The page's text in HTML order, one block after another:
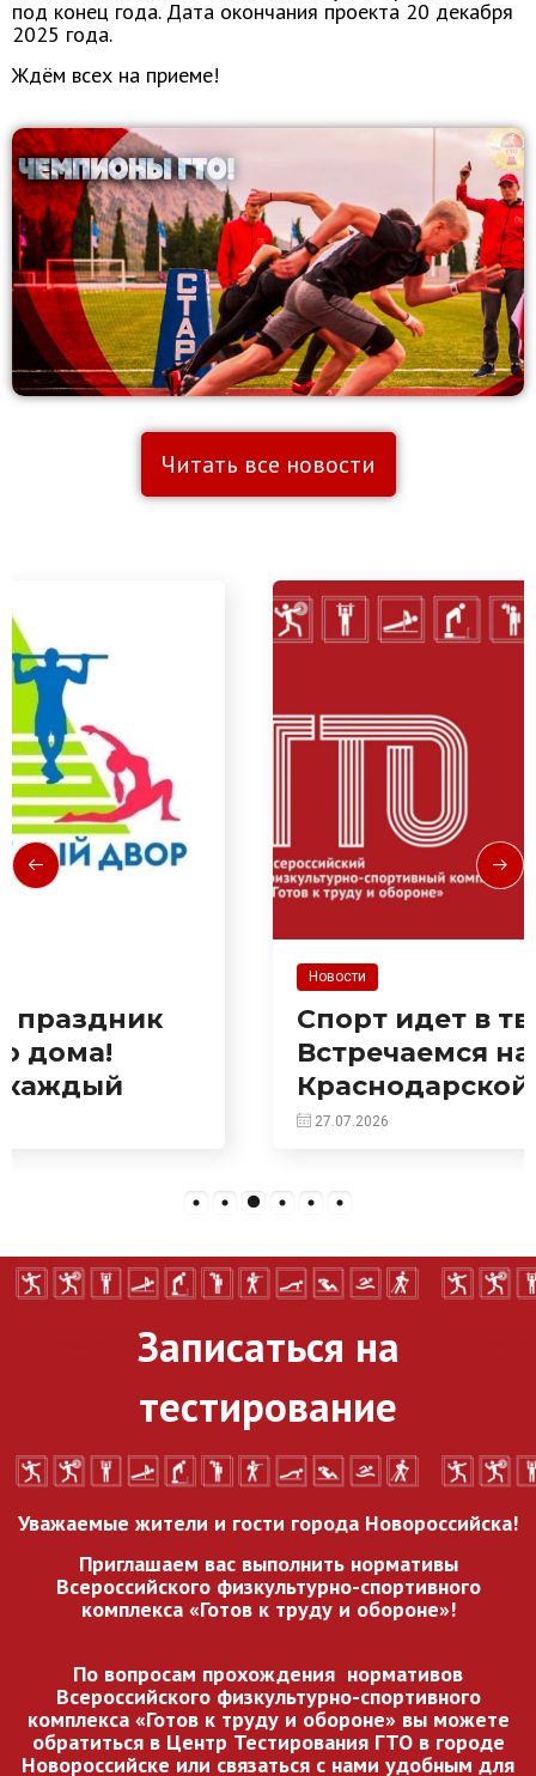
под конец года. Дата окончания проекта 20 декабря
2025 года.
Ждём всех на приеме!
Читать все новости
Спорт идет в твой двор!
Встречаемся на
Краснодарской!
Записаться на
тестирование
Уважаемые жители и гости города Новороссийска!
Приглашаем вас выполнить нормативы
Всероссийского физкультурно-спортивного
комплекса «Готов к труду и обороне»!
По вопросам прохождения нормативов
Всероссийского физкультурно-спортивного
комплекса «Готов к труду и обороне» вы можете
обратиться в Центр Тестирования ГТО в городе
Новороссийске или связаться с нами удобным для